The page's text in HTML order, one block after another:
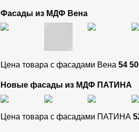
Фасады из МДФ Вена
Цена товара с фасадами Вена 54
Новые фасады из МДФ ПАТИНА
Цена товара с фасадами ПАТИНА